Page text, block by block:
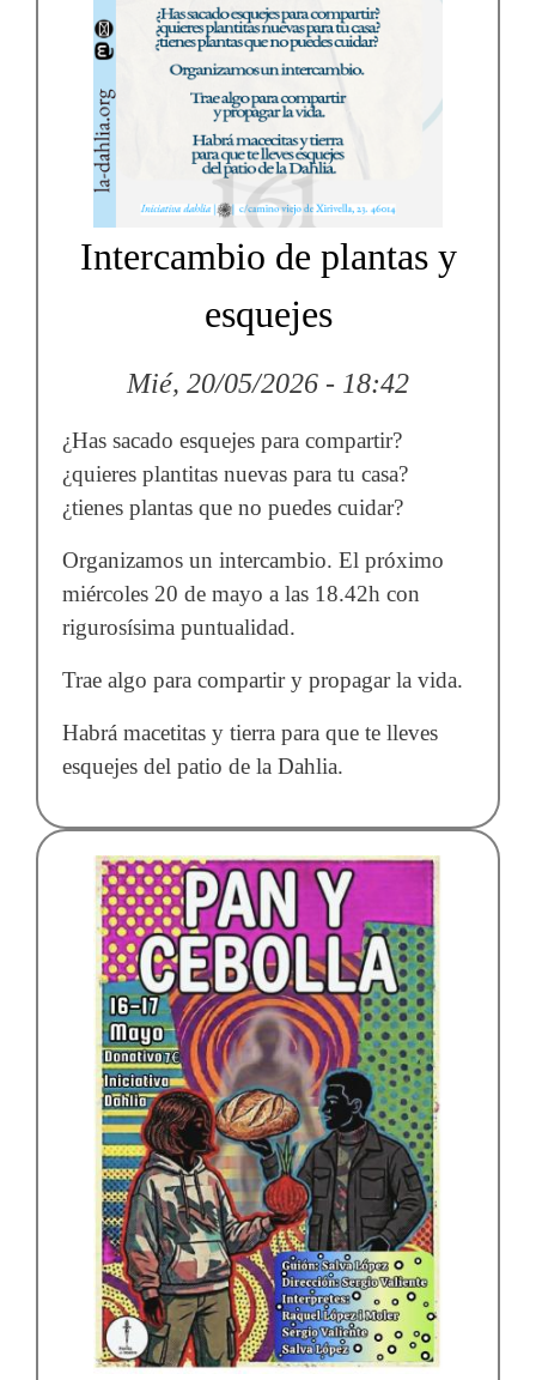
Intercambio de plantas y
esquejes
Mié, 20/05/2026 - 18:42
¿Has sacado esquejes para compartir?
¿quieres plantitas nuevas para tu casa?
¿tienes plantas que no puedes cuidar?
Organizamos un intercambio. El próximo
miércoles 20 de mayo a las 18.42h con
rigurosísima puntualidad.
Trae algo para compartir y propagar la vida.
Habrá macetitas y tierra para que te lleves
esquejes del patio de la Dahlia.